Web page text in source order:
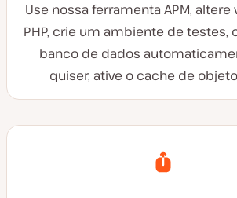
Use nossa ferramenta APM, altere
PHP, crie um ambiente de testes,
banco de dados
quiser, ative o cache de